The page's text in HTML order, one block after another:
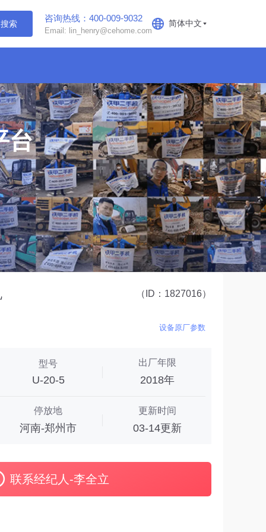
搜索
咨询热线：400-009-9032
Email: lin_henry@cehome.com
简体中文
台
（ID：1827016）
设备原厂参数
型号
U-20-5
出厂年限
2018年
停放地
河南-郑州市
更新时间
03-14更新
联系经纪人-李全立